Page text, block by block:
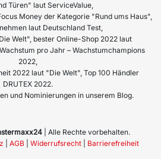
Türen" laut ServiceValue,
Money der Kategorie "Rund ums Haus",
laut Deutschland Test,
Welt", bester Online-Shop 2022 laut
pro Jahr – Wachstumchampions
2022,
2022 laut "Die Welt", Top 100 Händler
DRUTEX 2022.
und Nominierungen in unserem Blog.
| Alle Rechte vorbehalten.
AGB| Widerrufsrecht| Barrierefreiheit